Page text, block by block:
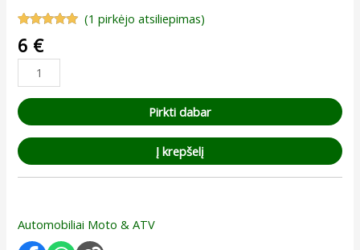
Įvertinimas:
5.00iš 5
(viso
įvertinimų:
1
(1 pirkėjo atsiliepimas)
6 €
Pirkti dabar
Į krepšelį
Automobiliai Moto & ATV